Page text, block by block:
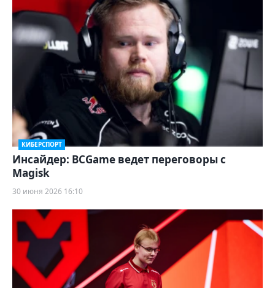
КИБЕРСПОРТ
Инсайдер: BCGame ведет переговоры с
Magisk
30 июня 2026 16:10